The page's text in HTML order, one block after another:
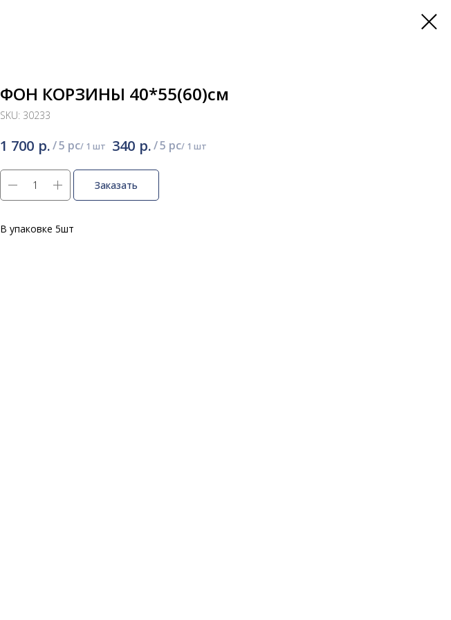
ФОН КОРЗИНЫ 40*55(60)см
SKU: 30233
1 700 р./5 pc 340 р./5 pc
Заказать
В упаковке 5шт